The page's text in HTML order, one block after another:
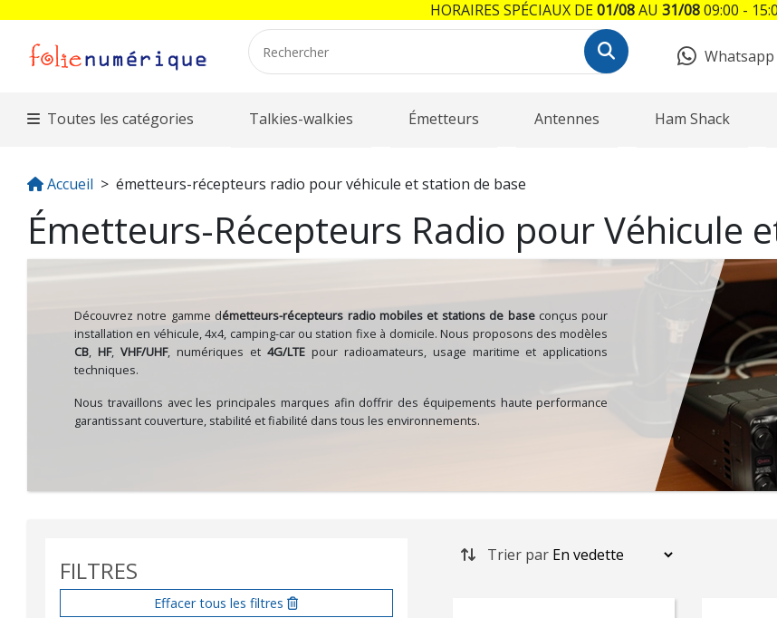
Whatsapp
Toutes les catégories Talkies-walkies Émetteurs Antennes Ham Shack
Accueil émetteurs-récepteurs radio pour véhicule et station de base
Émetteurs-Récepteurs Radio pour Véhicule
Découvrez notre gamme démetteurs-récepteurs radio mobiles et stations de baseconçus pour
installation en véhicule, 4x4, camping-car ou station fixe à domicile. Nous proposons des modèles
CB, HF, VHF/UHF, numériques et 4G/LTEpour radioamateurs, usage maritime et applications
techniques.
Nous travaillons avec les principales marques afin doffrir des équipements haute performance
garantissant couverture, stabilité et fiabilité dans tous les environnements.
FILTRES
Effacer tous les filtres
Trier par
HORAIRES SPÉCIAUX DE01/08AU 31/0809:00 -